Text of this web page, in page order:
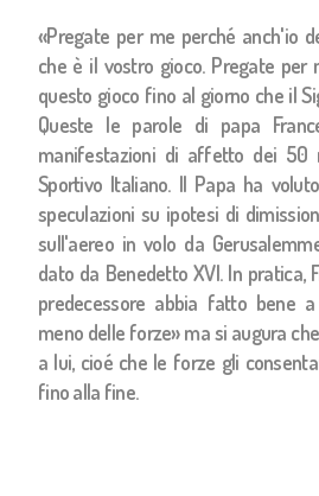
«Pregate per me perché anch'io
che è il vostro gioco. Pregate per
questo gioco fino al giorno che il
Queste le parole di papa
manifestazioni di affetto dei 50
Sportivo Italiano. Il Papa ha
speculazioni su ipotesi di
sull'aereo in volo da
dato da Benedetto XVI. In pratica,
predecessore abbia fatto bene
meno delle forze» ma si augura
a lui, cioé che le forze gli
fino alla fine.